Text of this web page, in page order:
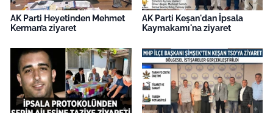
AK Parti Heyetinden Mehmet
Kerman’a ziyaret
AK Parti Keşan'dan İpsala
Kaymakamı'na ziyaret